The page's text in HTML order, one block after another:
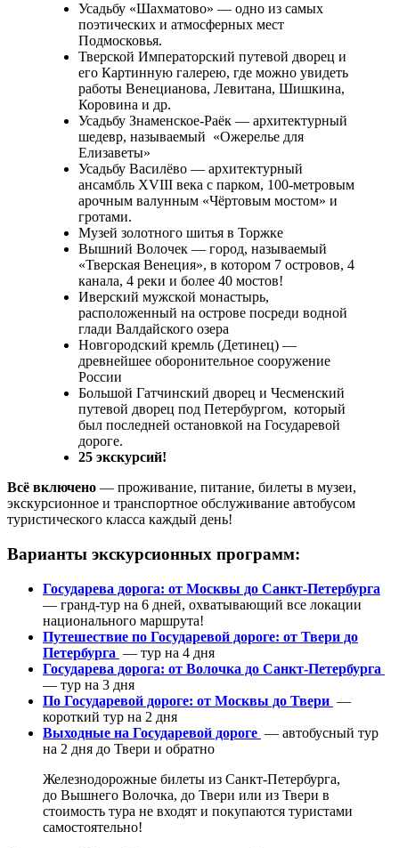
Усадьбу «Шахматово» — одно из самых
поэтических и атмосферных мест
Подмосковья.
Тверской Императорский путевой дворец и
его Картинную галерею, где можно увидеть
работы Венецианова, Левитана, Шишкина,
Коровина и др.
Усадьбу Знаменское-Раёк — архитектурный
шедевр, называемый «Ожерелье для
Елизаветы»
Усадьбу Василёво — архитектурный
ансамбль XVIII века с парком, 100-метровым
арочным валунным «Чёртовым мостом» и
гротами.
Музей золотного шитья в Торжке
Вышний Волочек — город, называемый
«Тверская Венеция», в котором 7 островов, 4
канала, 4 реки и более 40 мостов!
Иверский мужской монастырь,
расположенный на острове посреди водной
глади Валдайского озера
Новгородский кремль (Детинец) —
древнейшее оборонительное сооружение
России
Большой Гатчинский дворец и Чесменский
путевой дворец под Петербургом, который
был последней остановкой на Государевой
дороге.
25 экскурсий!
Всё включено — проживание, питание, билеты в музеи,
экскурсионное и транспортное обслуживание автобусом
туристического класса каждый день!
Варианты экскурсионных программ:
Государева дорога: от Москвы до Санкт-Петербурга
— гранд-тур на 6 дней, охватывающий все локации
национального маршрута!
Путешествие по Государевой дороге: от Твери до
Петербурга — тур на 4 дня
Государева дорога: от Волочка до Санкт-Петербурга
— тур на 3 дня
По Государевой дороге: от Москвы до Твери —
короткий тур на 2 дня
Выходные на Государевой дороге — автобусный тур
на 2 дня до Твери и обратно
Железнодорожные билеты из Санкт-Петербурга,
до Вышнего Волочка, до Твери или из Твери в
стоимость тура не входят и покупаются туристами
самостоятельно!